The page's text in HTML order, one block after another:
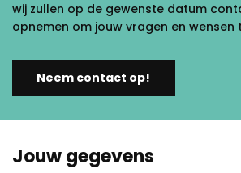
wij zullen op de gewenste datum
opnemen om jouw vragen en wensen
Neem contact op!
Jouw gegevens